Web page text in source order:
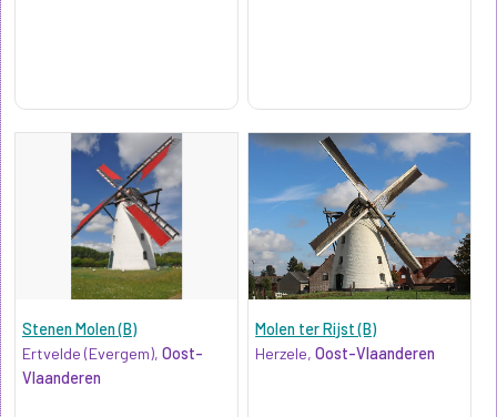
Stenen Molen (B)
Ertvelde (Evergem), Oost-
Vlaanderen
Molen ter Rijst (B)
Herzele,Oost-Vlaanderen